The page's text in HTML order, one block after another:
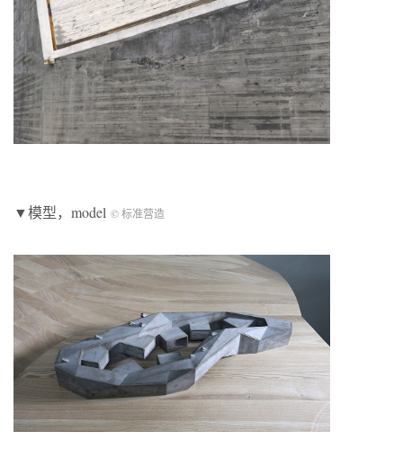
▼模型，model © 标准营造